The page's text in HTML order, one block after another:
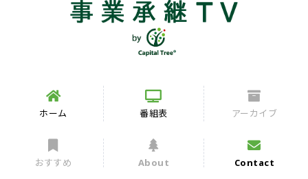
ホーム 番組表 アーカイブ
おすすめ About Contact